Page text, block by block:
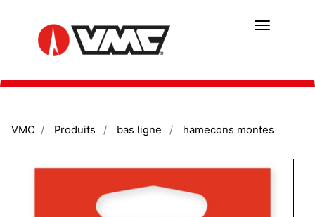
au
contenu
principal
VMC Produits bas ligne hamecons montes